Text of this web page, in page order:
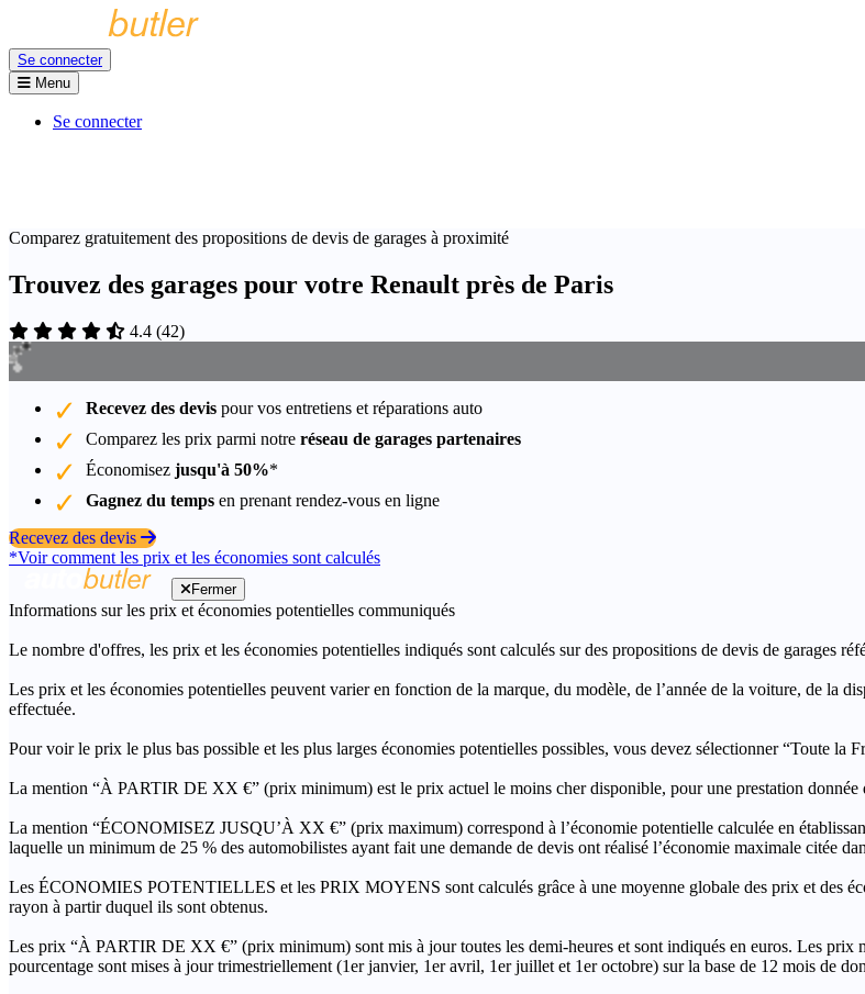
Se connecter
Menu
Se connecter
Comparez gratuitement des propositions de devis de garages à proximité
Trouvez des garages pour votre Renault près de Paris
4.4 (42)
Recevez des devis pour vos entretiens et réparations auto
Comparez les prix parmi notre réseau de garages partenaires
Économisez jusqu'à 50%*
Gagnez du temps en prenant rendez-vous en ligne
Recevez des devis
*Voir comment les prix et les économies sont calculés
Fermer
Informations sur les prix et économies potentielles communiqués
Le nombre d'offres, les prix et les économies potentielles indiqués sont calculés sur des propositions de devis de garages
Les prix et les économies potentielles peuvent varier en fonction de la marque, du modèle, de l’année de la voiture, de la
effectuée.
Pour voir le prix le plus bas possible et les plus larges économies potentielles possibles, vous devez sélectionner “Toute la
La mention “À PARTIR DE XX €” (prix minimum) est le prix actuel le moins cher disponible, pour une prestation donnée
La mention “ÉCONOMISEZ JUSQU’À XX €” (prix maximum) correspond à l’économie potentielle calculée en
laquelle un minimum de 25 % des automobilistes ayant fait une demande de devis ont réalisé l’économie maximale citée
Les ÉCONOMIES POTENTIELLES et les PRIX MOYENS sont calculés grâce à une moyenne globale des prix et des
rayon à partir duquel ils sont obtenus.
Les prix “À PARTIR DE XX €” (prix minimum) sont mis à jour toutes les demi-heures et sont indiqués en euros. Les prix
pourcentage sont mises à jour trimestriellement (1er janvier, 1er avril, 1er juillet et 1er octobre) sur la base de 12 mois de